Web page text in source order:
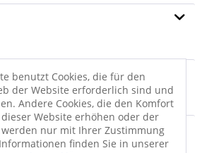
zum Versand...
zum Hersteller...
benutzt Cookies, die für den
der Website erforderlich sind und
Andere Cookies, die den Komfort
Website erhöhen oder der
nur mit Ihrer Zustimmung
finden Sie in unserer